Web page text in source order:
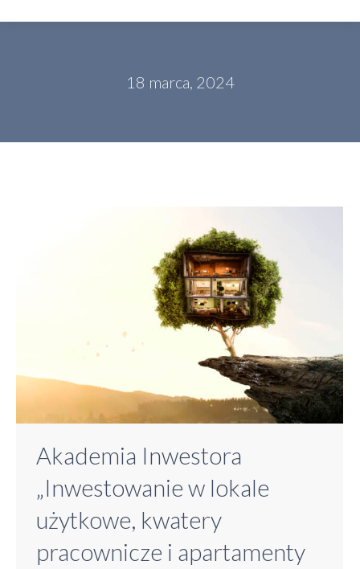
18 marca, 2024
Akademia Inwestora
„Inwestowanie w lokale
użytkowe, kwatery
pracownicze i apartamenty